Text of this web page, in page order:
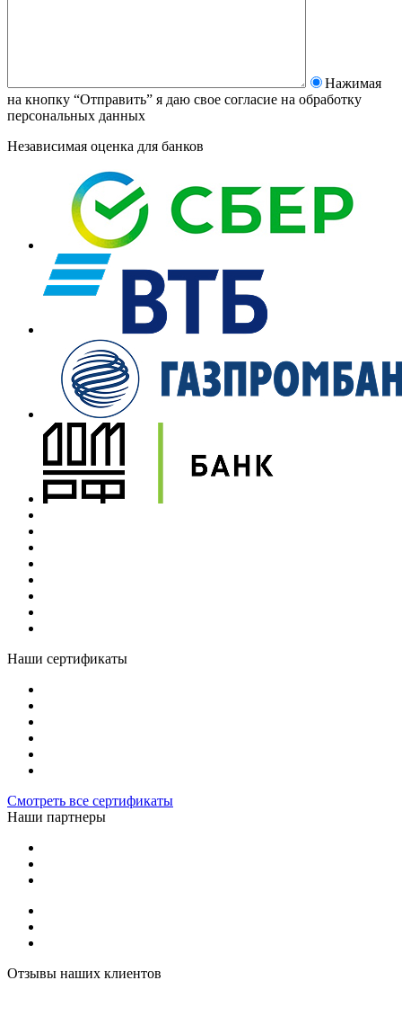
Нажимая
на кнопку “Отправить” я даю свое согласие на обработку
персональных данных
Независимая оценка для банков
Наши сертификаты
Смотреть все сертификаты
Наши партнеры
Отзывы наших клиентов